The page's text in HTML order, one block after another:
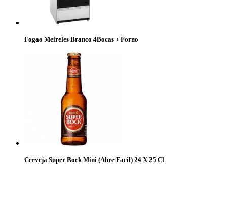
Fogao Meireles Branco 4Bocas + Forno
Cerveja Super Bock Mini (Abre Facil) 24 X 25 Cl